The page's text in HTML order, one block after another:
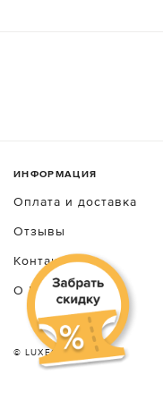
ИНФОРМАЦИЯ
Оплата и доставка
Отзывы
Контакты
О luxecrime
© LUXEСRIME 2026